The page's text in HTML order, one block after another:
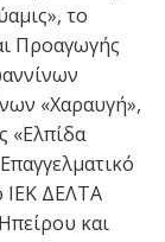
το
Προαγωγής
«Χαραυγή»,
«Ελπίδα
ΙΕΚ ΔΕΛΤΑ
και